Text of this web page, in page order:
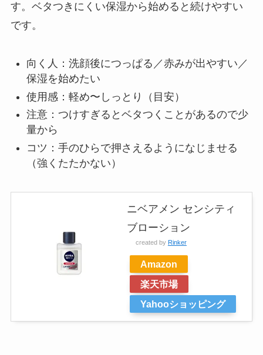
す。ベタつきにくい保湿から始めると続けやすい
です。
向く人：洗顔後につっぱる／赤みが出やすい／
保湿を始めたい
使用感：軽め〜しっとり（目安）
注意：つけすぎるとベタつくことがあるので少
量から
コツ：手のひらで押さえるようになじませる
（強くたたかない）
ニベアメン センシティ
ブローション
created by Rinker
Amazon
楽天市場
Yahooショッピング